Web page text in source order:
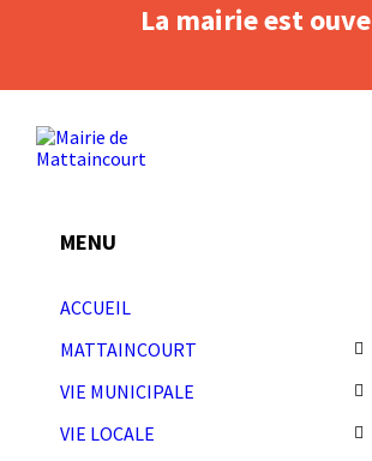
La mairie est
content
sidebar
footer
MENU
ACCUEIL
MATTAINCOURT
VIE MUNICIPALE
VIE LOCALE